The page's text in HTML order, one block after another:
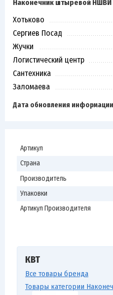
Наконечник штыревой
Хотьково
Сергиев Посад
Жучки
Логистический центр
Сантехника
Заломаева
Дата обновления
Артикул
Страна
Производитель
Упаковки
Артикул Производителя
КВТ
Все товары бренда
Товары категории